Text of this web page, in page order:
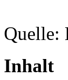
Quelle:
Inhalt